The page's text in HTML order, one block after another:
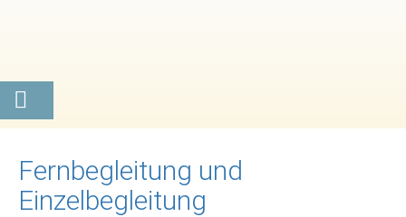
Fernbegleitung und
Einzelbegleitung